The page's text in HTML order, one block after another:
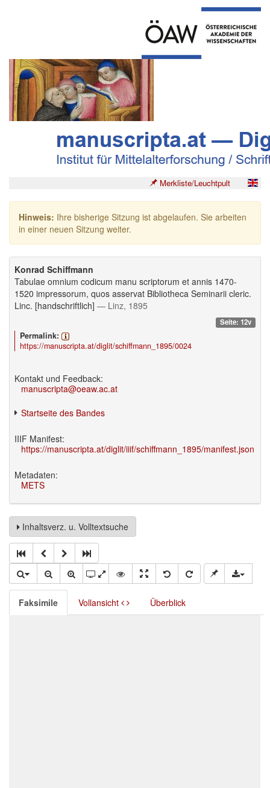
Merkliste/Leuchtpult
Hinweis: Ihre bisherige Sitzung ist abgelaufen. Sie arbeiten
in einer neuen Sitzung weiter.
Konrad Schiffmann
Tabulae omnium codicum manu scriptorum et annis 1470-
1520 impressorum, quos asservat Bibliotheca Seminarii cleric.
Linc. [handschriftlich] — Linz, 1895
Seite: 12v
Permalink:
https://manuscripta.at/diglit/schiffmann_1895/0024
Kontakt und Feedback:
manuscripta@oeaw.ac.at
Startseite des Bandes
IIIF Manifest:
https://manuscripta.at/diglit/iiif/schiffmann_1895/manifest.json
Metadaten:
METS
Inhaltsverz. u. Volltextsuche
Faksimile Vollansicht Überblick